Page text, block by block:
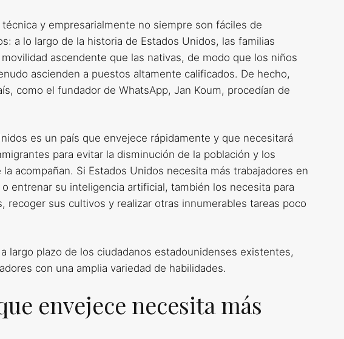
y empresarialmente no siempre son fáciles de
a lo largo de la historia de Estados Unidos, las familias
ascendente que las nativas, de modo que los niños
ascienden a puestos altamente calificados. De hecho,
como el fundador de WhatsApp, Jan Koum, procedían de
es un país que envejece rápidamente y que necesitará
para evitar la disminución de la población y los
acompañan. Si Estados Unidos necesita más trabajadores en
entrenar su inteligencia artificial, también los necesita para
recoger sus cultivos y realizar otras innumerables tareas poco
largo plazo de los ciudadanos estadounidenses existentes,
con una amplia variedad de habilidades.
envejece necesita más